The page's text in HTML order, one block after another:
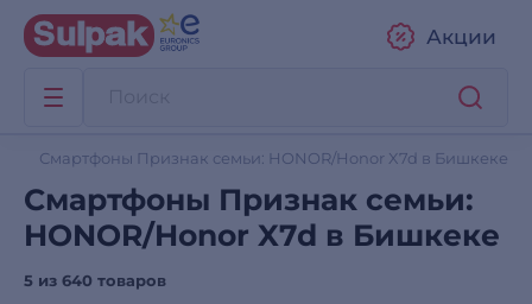
Акции
Смартфоны Признак семьи: HONOR/Honor X7d в Бишкеке
Смартфоны Признак семьи:
HONOR/Honor X7d в Бишкеке
5 из 640 товаров